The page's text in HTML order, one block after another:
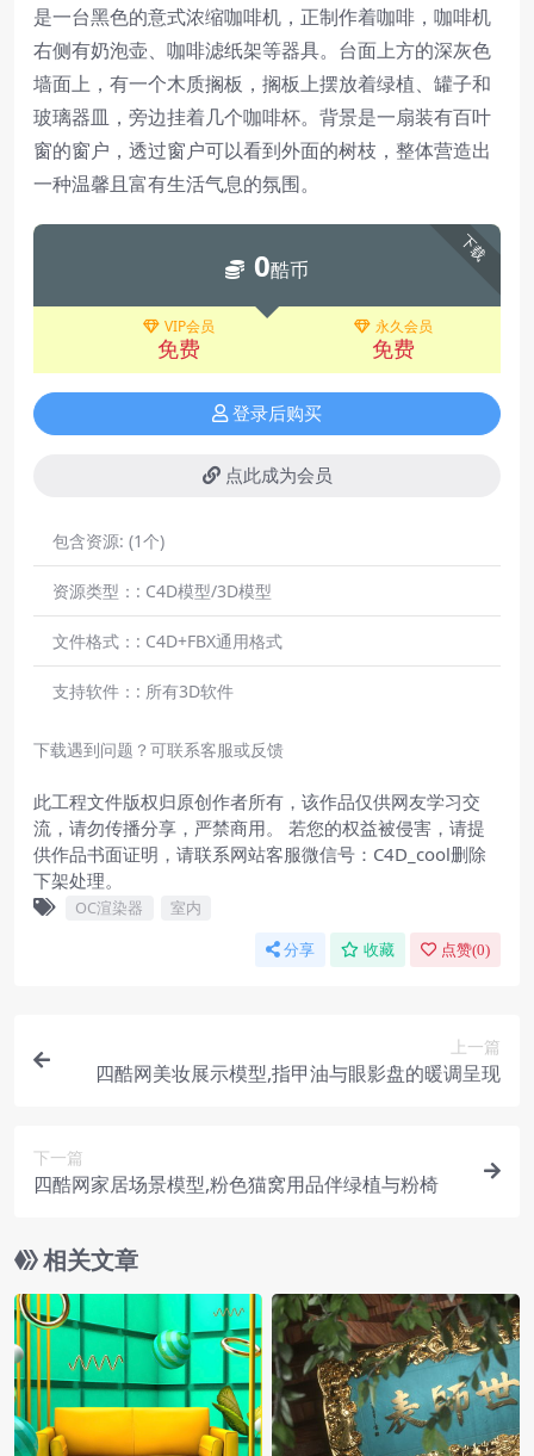
是一台黑色的意式浓缩咖啡机，正制作着咖啡，咖啡机
右侧有奶泡壶、咖啡滤纸架等器具。台面上方的深灰色
墙面上，有一个木质搁板，搁板上摆放着绿植、罐子和
玻璃器皿，旁边挂着几个咖啡杯。背景是一扇装有百叶
窗的窗户，透过窗户可以看到外面的树枝，整体营造出
一种温馨且富有生活气息的氛围。
下载
0酷币
VIP会员
免费
永久会员
免费
登录后购买
点此成为会员
包含资源: (1个)
资源类型：: C4D模型/3D模型
文件格式：: C4D+FBX通用格式
支持软件：: 所有3D软件
下载遇到问题？可联系客服或反馈
此工程文件版权归原创作者所有，该作品仅供网友学习交
流，请勿传播分享，严禁商用。 若您的权益被侵害，请提
供作品书面证明，请联系网站客服微信号：C4D_cool删除
下架处理。
OC渲染器 室内
分享 收藏 点赞(0)
上一篇
四酷网美妆展示模型,指甲油与眼影盘的暖调呈现
下一篇
四酷网家居场景模型,粉色猫窝用品伴绿植与粉椅
相关文章